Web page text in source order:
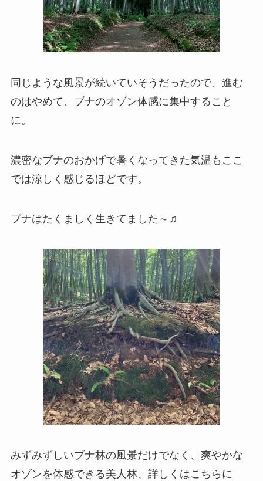
同じような風景が続いていそうだったので、進む
のはやめて、ブナのオゾン体感に集中すること
に。
濃密なブナのおかげで暑くなってきた気温もここ
では涼しく感じるほどです。
ブナはたくましく生きてました～♫
みずみずしいブナ林の風景だけでなく、爽やかな
オゾンを体感できる美人林、詳しくはこちらに